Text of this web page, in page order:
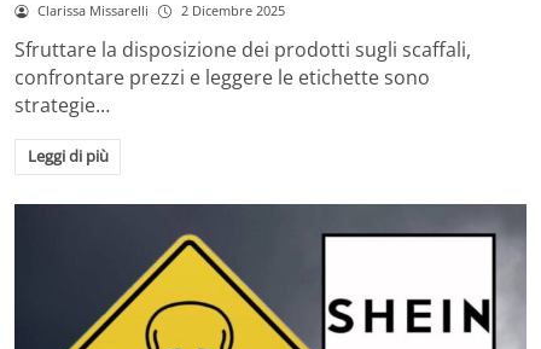
Clarissa Missarelli 2 Dicembre 2025
Sfruttare la disposizione dei prodotti sugli scaffali,
confrontare prezzi e leggere le etichette sono
strategie…
Leggi di più